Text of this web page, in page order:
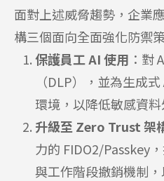
面對上述威脅趨勢，企業
構三個面向全面強化防禦
保護員工 AI 使用 ：對
（DLP），並為生成
環境，以降低敏感資料
升級至 Zero Trust 架
力的 FIDO2/Passkey
與工作階段撤銷機制